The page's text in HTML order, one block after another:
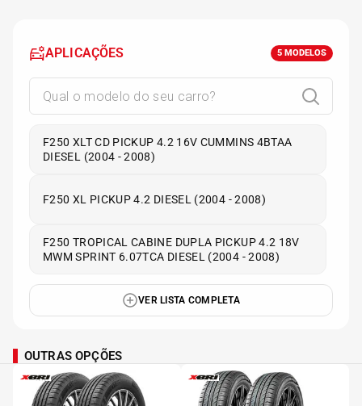
APLICAÇÕES 5 MODELOS
F250 XLT CD PICKUP 4.2 16V CUMMINS 4BTAA
DIESEL (2004 - 2008)
F250 XL PICKUP 4.2 DIESEL (2004 - 2008)
F250 TROPICAL CABINE DUPLA PICKUP 4.2 18V
MWM SPRINT 6.07TCA DIESEL (2004 - 2008)
VER LISTA COMPLETA
OUTRAS OPÇÕES